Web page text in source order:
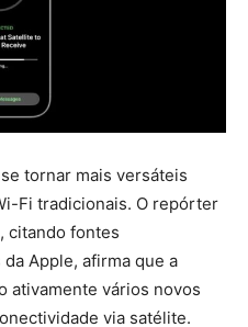
tornar mais versáteis
Fi tradicionais. O repórter
citando fontes
Apple, afirma que a
ativamente vários novos
via satélite.